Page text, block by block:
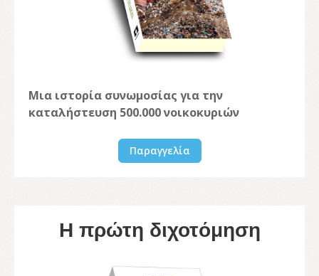
Μια ιστορία συνωμοσίας για την
καταλήστευση 500.000 νοικοκυριών
Παραγγελία
Η πρώτη διχοτόμηση